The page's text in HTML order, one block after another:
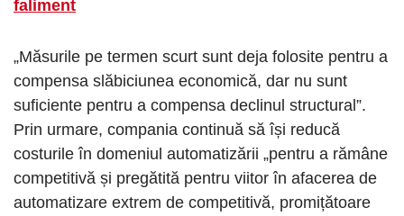
faliment
„Măsurile pe termen scurt sunt deja folosite pentru a
compensa slăbiciunea economică, dar nu sunt
suficiente pentru a compensa declinul structural”.
Prin urmare, compania continuă să își reducă
costurile în domeniul automatizării „pentru a rămâne
competitivă și pregătită pentru viitor în afacerea de
automatizare extrem de competitivă, promițătoare